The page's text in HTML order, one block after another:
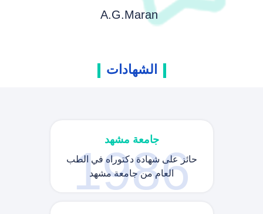
A.G.Maran
الشهادات
1986
جامعة مشهد
حائز على شهادة دكتوراه في الطب
العام من جامعة مشهد